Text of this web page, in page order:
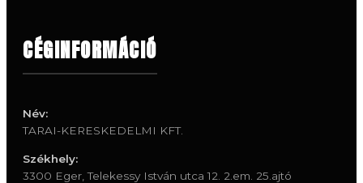
CÉGINFORMÁCIÓ
Név:
TARAI-KERESKEDELMI KFT.
Székhely:
3300 Eger, Telekessy István utca 12. 2.em. 25.ajtó